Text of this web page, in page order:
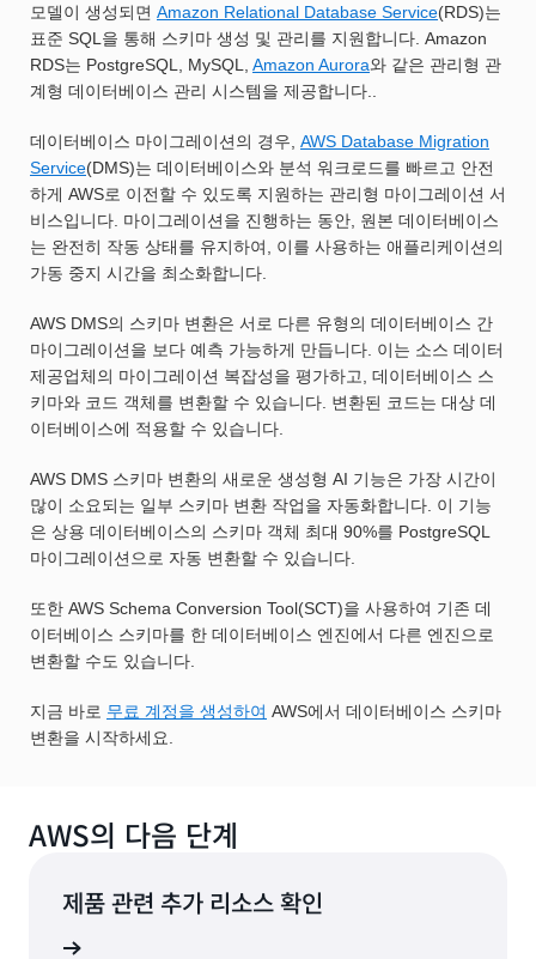
모델이 생성되면 Amazon Relational Database Service(RDS)는
표준 SQL을 통해 스키마 생성 및 관리를 지원합니다. Amazon
RDS는 PostgreSQL, MySQL, Amazon Aurora와 같은 관리형 관
계형 데이터베이스 관리 시스템을 제공합니다..
데이터베이스 마이그레이션의 경우, AWS Database Migration
Service(DMS)는 데이터베이스와 분석 워크로드를 빠르고 안전
하게 AWS로 이전할 수 있도록 지원하는 관리형 마이그레이션 서
비스입니다. 마이그레이션을 진행하는 동안, 원본 데이터베이스
는 완전히 작동 상태를 유지하여, 이를 사용하는 애플리케이션의
가동 중지 시간을 최소화합니다.
AWS DMS의 스키마 변환은 서로 다른 유형의 데이터베이스 간
마이그레이션을 보다 예측 가능하게 만듭니다. 이는 소스 데이터
제공업체의 마이그레이션 복잡성을 평가하고, 데이터베이스 스
키마와 코드 객체를 변환할 수 있습니다. 변환된 코드는 대상 데
이터베이스에 적용할 수 있습니다.
AWS DMS 스키마 변환의 새로운 생성형 AI 기능은 가장 시간이
많이 소요되는 일부 스키마 변환 작업을 자동화합니다. 이 기능
은 상용 데이터베이스의 스키마 객체 최대 90%를 PostgreSQL
마이그레이션으로 자동 변환할 수 있습니다.
또한 AWS Schema Conversion Tool(SCT)을 사용하여 기존 데
이터베이스 스키마를 한 데이터베이스 엔진에서 다른 엔진으로
변환할 수도 있습니다.
지금 바로 무료 계정을 생성하여 AWS에서 데이터베이스 스키마
변환을 시작하세요.
AWS의 다음 단계
제품 관련 추가 리소스 확인